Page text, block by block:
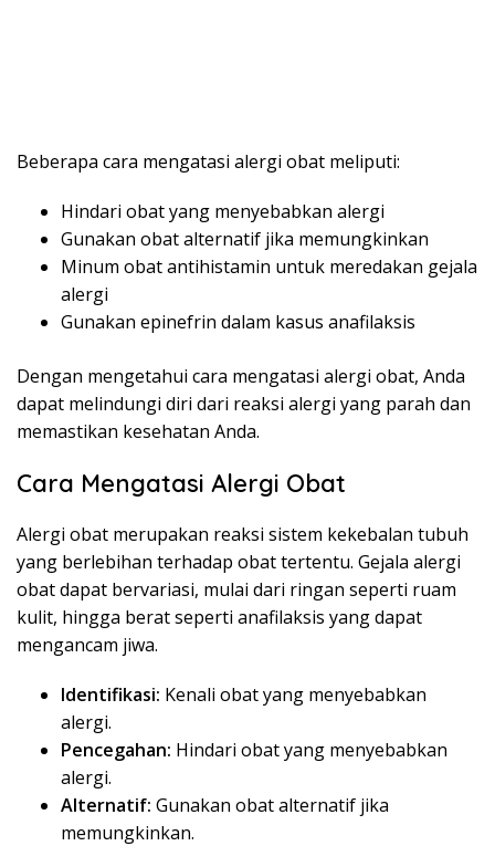
Beberapa cara mengatasi alergi obat meliputi:
Hindari obat yang menyebabkan alergi
Gunakan obat alternatif jika memungkinkan
Minum obat antihistamin untuk meredakan gejala
alergi
Gunakan epinefrin dalam kasus anafilaksis
Dengan mengetahui cara mengatasi alergi obat, Anda
dapat melindungi diri dari reaksi alergi yang parah dan
memastikan kesehatan Anda.
Cara Mengatasi Alergi Obat
Alergi obat merupakan reaksi sistem kekebalan tubuh
yang berlebihan terhadap obat tertentu. Gejala alergi
obat dapat bervariasi, mulai dari ringan seperti ruam
kulit, hingga berat seperti anafilaksis yang dapat
mengancam jiwa.
Identifikasi: Kenali obat yang menyebabkan
alergi.
Pencegahan: Hindari obat yang menyebabkan
alergi.
Alternatif: Gunakan obat alternatif jika
memungkinkan.